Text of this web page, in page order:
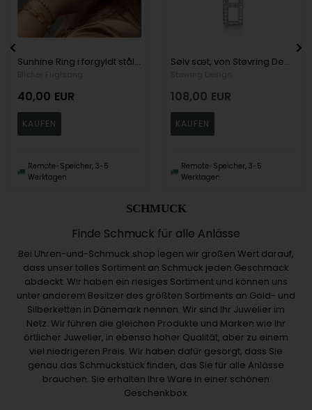
Sunhine Ring i forgyldt stål NYHED - 50, von Blicher Fuglsang
40,00 EUR
Remote-Speicher, 3-5
Werktagen
Sølv sæt, von Støvring Design
108,00 EUR
Remote-Speicher, 3-5
Werktagen
SCHMUCK
Finde Schmuck für alle Anlässe
Bei Uhren-und-Schmuck.shop legen wir großen Wert darauf,
dass unser tolles Sortiment an Schmuck jeden Geschmack
abdeckt. Wir haben ein riesiges Sortiment und können uns
unter anderem Besitzer des größten Sortiments an Gold- und
Silberketten in Dänemark nennen. Wir sind Ihr Juwelier im
Netz. Wir führen die gleichen Produkte und Marken wie Ihr
örtlicher Juwelier, in ebenso hoher Qualität, aber zu einem
viel niedrigeren Preis. Wir haben dafür gesorgt, dass Sie
genau das Schmuckstück finden, das Sie für alle Anlässe
brauchen. Sie erhalten Ihre Ware in einer schönen
Geschenkbox.